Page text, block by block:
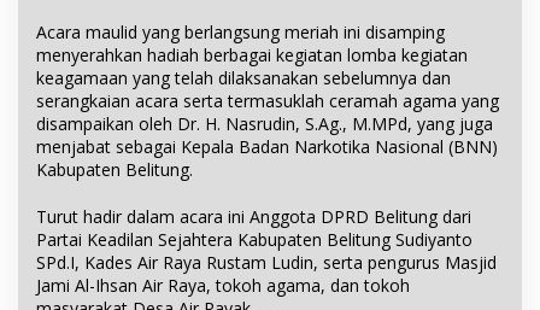
Acara maulid yang berlangsung meriah ini disamping
menyerahkan hadiah berbagai kegiatan lomba kegiatan
keagamaan yang telah dilaksanakan sebelumnya dan
serangkaian acara serta termasuklah ceramah agama yang
disampaikan oleh Dr. H. Nasrudin, S.Ag., M.MPd, yang juga
menjabat sebagai Kepala Badan Narkotika Nasional (BNN)
Kabupaten Belitung.
Turut hadir dalam acara ini Anggota DPRD Belitung dari
Partai Keadilan Sejahtera Kabupaten Belitung Sudiyanto
SPd.I, Kades Air Raya Rustam Ludin, serta pengurus Masjid
Jami Al-Ihsan Air Raya, tokoh agama, dan tokoh